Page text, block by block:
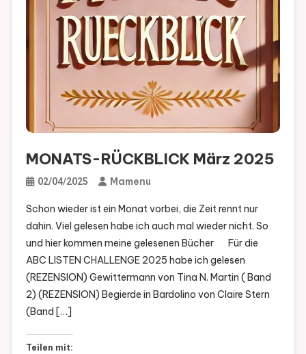
MONATS-RÜCKBLICK März 2025
02/04/2025 Mamenu
Schon wieder ist ein Monat vorbei, die Zeit rennt nur
dahin. Viel gelesen habe ich auch mal wieder nicht. So
und hier kommen meine gelesenen Bücher Für die
ABC LISTEN CHALLENGE 2025 habe ich gelesen
(REZENSION) Gewittermann von Tina N. Martin ( Band
2) (REZENSION) Begierde in Bardolino von Claire Stern
(Band […]
Teilen mit: